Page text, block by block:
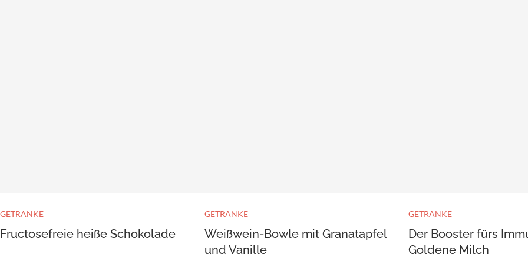
GETRÄNKE
Fructosefreie heiße Schokolade
GETRÄNKE
Weißwein-Bowle mit Granatapfel
und Vanille
GETRÄNKE
Der Booster fürs
Goldene Milch